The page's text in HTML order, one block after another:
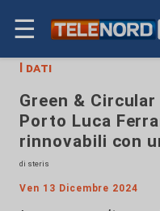
☰
I dati
Green &
Porto Luca
rinnovabili con
di steris
Ven 13 Dicembre 2024